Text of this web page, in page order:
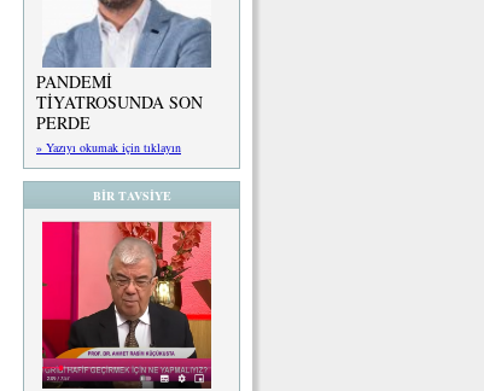
PANDEMİ
TİYATROSUNDA SON
PERDE
» Yazıyı okumak için tıklayın
BİR TAVSİYE